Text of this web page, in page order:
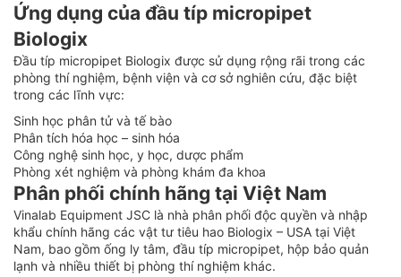
Ứng dụng của đầu típ micropipet
Biologix
Đầu típ micropipet Biologix được sử dụng rộng rãi trong các
phòng thí nghiệm, bệnh viện và cơ sở nghiên cứu, đặc biệt
trong các lĩnh vực:
Sinh học phân tử và tế bào
Phân tích hóa học – sinh hóa
Công nghệ sinh học, y học, dược phẩm
Phòng xét nghiệm và phòng khám đa khoa
Phân phối chính hãng tại Việt Nam
Vinalab Equipment JSC là nhà phân phối độc quyền và nhập
khẩu chính hãng các vật tư tiêu hao Biologix – USA tại Việt
Nam, bao gồm ống ly tâm, đầu típ micropipet, hộp bảo quản
lạnh và nhiều thiết bị phòng thí nghiệm khác.